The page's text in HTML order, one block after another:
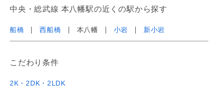
中央・総武線 本八幡駅の近くの駅から探す
船橋 西船橋 本八幡 小岩 新小岩
こだわり条件
2K・2DK・2LDK